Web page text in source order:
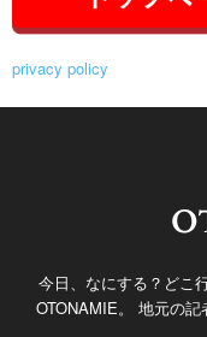
privacy policy
今日、なにする？どこ
OTONAMIE。 地元の